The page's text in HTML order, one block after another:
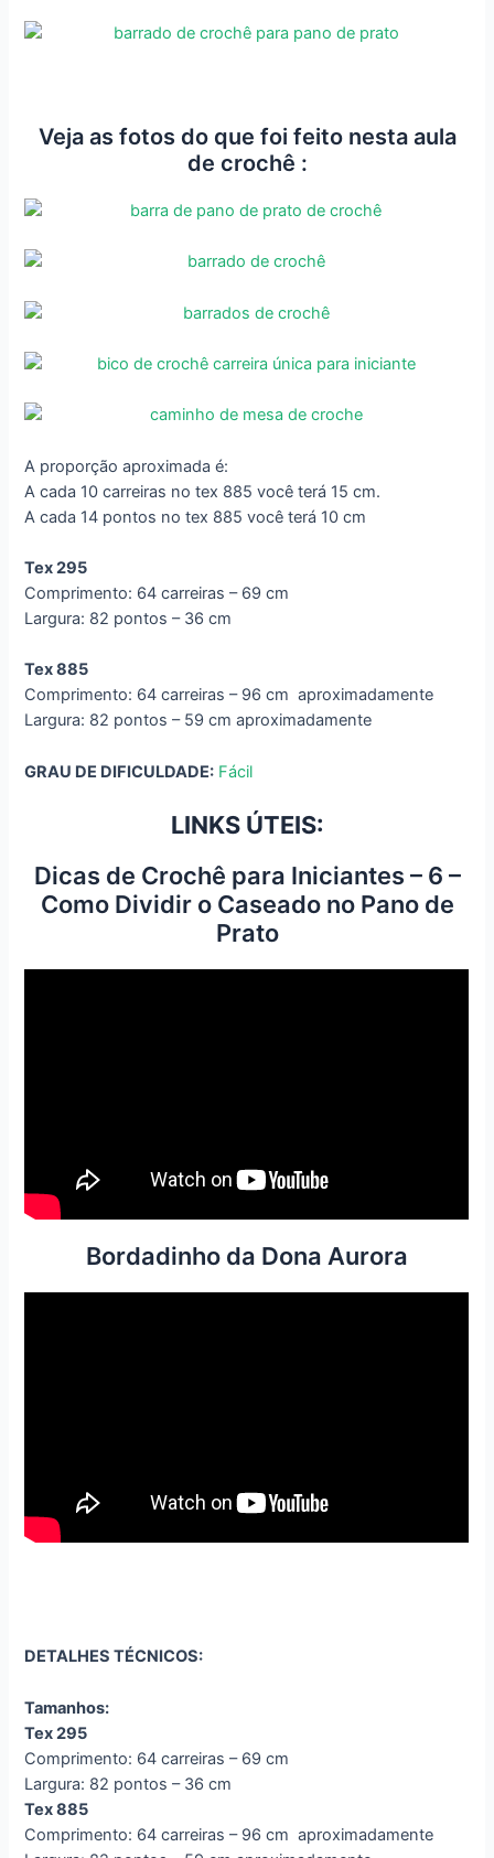
Veja as fotos do que foi feito nesta aula
de crochê :
A proporção aproximada é:
A cada 10 carreiras no tex 885 você terá 15 cm.
A cada 14 pontos no tex 885 você terá 10 cm
Tex 295
Comprimento: 64 carreiras – 69 cm
Largura: 82 pontos – 36 cm
Tex 885
Comprimento: 64 carreiras – 96 cm aproximadamente
Largura: 82 pontos – 59 cm aproximadamente
GRAU DE DIFICULDADE: Fácil
LINKS ÚTEIS:
Dicas de Crochê para Iniciantes – 6 –
Como Dividir o Caseado no Pano de
Prato
Bordadinho da Dona Aurora
DETALHES TÉCNICOS:
Tamanhos:
Tex 295
Comprimento: 64 carreiras – 69 cm
Largura: 82 pontos – 36 cm
Tex 885
Comprimento: 64 carreiras – 96 cm aproximadamente